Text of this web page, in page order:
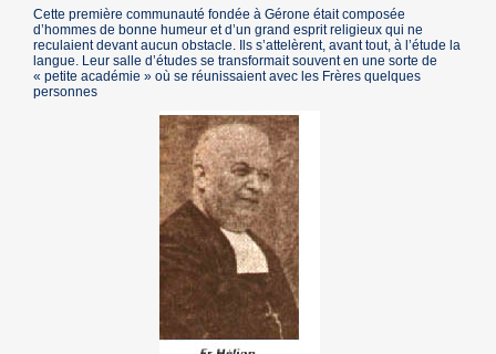
Cette première communauté fondée à Gérone était composée
d’hommes de bonne humeur et d’un grand esprit religieux qui ne
reculaient devant aucun obstacle. Ils s’attelèrent, avant tout, à l’étude la
langue. Leur salle d’études se transformait souvent en une sorte de
« petite académie » où se réunissaient avec les Frères quelques
personnes